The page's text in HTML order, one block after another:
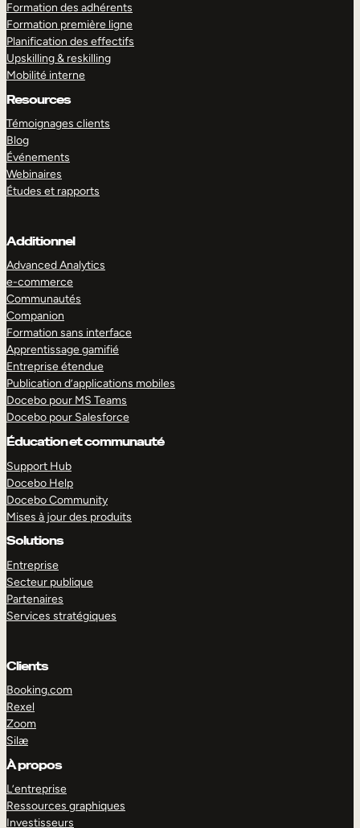
Formation des adhérents
Formation première ligne
Planification des effectifs
Upskilling & reskilling
Mobilité interne
Resources
Témoignages clients
Blog
Événements
Webinaires
Études et rapports
Additionnel
Advanced Analytics
e-commerce
Communautés
Companion
Formation sans interface
Apprentissage gamifié
Entreprise étendue
Publication d’applications mobiles
Docebo pour MS Teams
Docebo pour Salesforce
Éducation et communauté
Support Hub
Docebo Help
Docebo Community
Mises à jour des produits
Solutions
Entreprise
Secteur publique
Partenaires
Services stratégiques
Clients
Booking.com
Rexel
Zoom
Silæ
À propos
L’entreprise
Ressources graphiques
Investisseurs